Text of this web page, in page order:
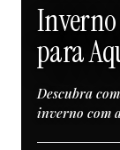
Inverno
para
Descubra
inverno com